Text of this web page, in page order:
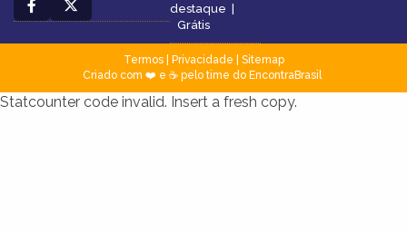
destaque
Grátis
Termos| Privacidade
Sitemap
Criado com ❤️ e ☕ pelo time do EncontraBrasil
Statcounter code invalid. Insert a fresh copy.